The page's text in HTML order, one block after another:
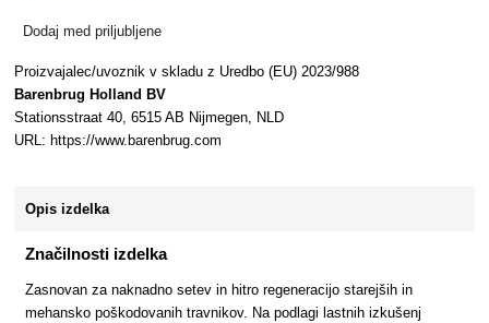
Dodaj med priljubljene
Proizvajalec/uvoznik v skladu z Uredbo (EU) 2023/988
Barenbrug Holland BV
Stationsstraat 40, 6515 AB Nijmegen, NLD
URL: https://www.barenbrug.com
Opis izdelka
Značilnosti izdelka
Zasnovan za naknadno setev in hitro regeneracijo starejših in
mehansko poškodovanih travnikov. Na podlagi lastnih izkušenj